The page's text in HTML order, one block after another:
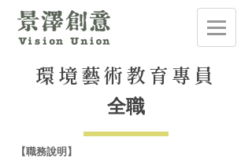
環境藝術教育專員
全職
【職務說明】